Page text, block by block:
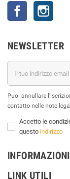
Facebook
NEWSLETTER
Puoi annullare
contatto nelle note
Accetto le
questo indirizzo
INFORMAZIONI
LINK UTILI